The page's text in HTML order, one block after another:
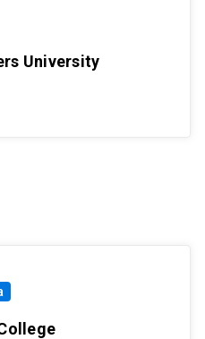
University